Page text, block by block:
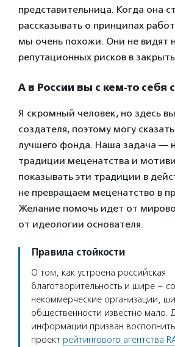
представительница. Когда она
рассказывать о принципах
мы очень похожи. Они не видят
репутационных рисков в
А в России вы с кем-то себя
Я скромный человек, но здесь
создателя, поэтому могу
лучшего фонда. Наша задача —
традиции меценатства и
показывать эти традиции в
не превращаем меценатство в
Желание помочь идет от
от идеологии основателя.
Правила стойкости
О том, как устроена российская
благотворительность и шире –
некоммерческие организации,
общественности известно мало.
информации призван
проект рейтингового агентства